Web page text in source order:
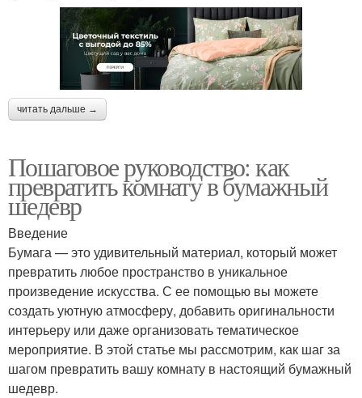
читать дальше →
Пошаговое руководство: как
превратить комнату в бумажный
шедевр
Введение
Бумага — это удивительный материал, который может
превратить любое пространство в уникальное
произведение искусства. С ее помощью вы можете
создать уютную атмосферу, добавить оригинальности
интерьеру или даже организовать тематическое
мероприятие. В этой статье мы рассмотрим, как шаг за
шагом превратить вашу комнату в настоящий бумажный
шедевр.